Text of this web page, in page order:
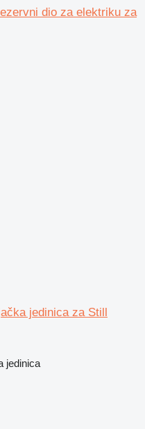
dio za elektriku za
jedinica za Still
jedinica